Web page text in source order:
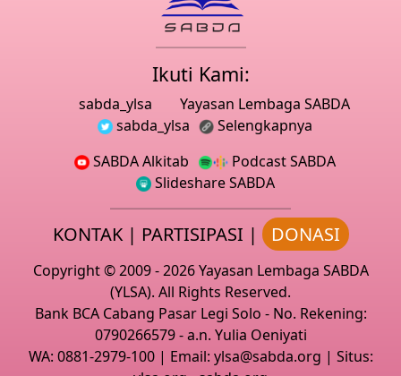
Ikuti Kami:
sabda_ylsa
Yayasan Lembaga SABDA
sabda_ylsa
Selengkapnya
SABDA Alkitab
Podcast SABDA
Slideshare SABDA
KONTAK| PARTISIPASI | DONASI
Copyright© 2009 -2026 Yayasan Lembaga SABDA
(YLSA). All Rights Reserved.
Bank BCA Cabang Pasar Legi Solo - No. Rekening:
0790266579 - a.n. Yulia Oeniyati
WA: 0881-2979-100| Email: ylsa@sabda.org | Situs: